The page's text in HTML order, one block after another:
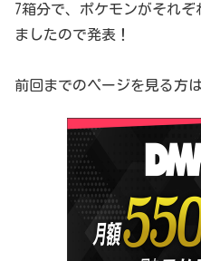
7箱分で、ポケモンがそれ
ましたので発表！
前回までのページを見る方